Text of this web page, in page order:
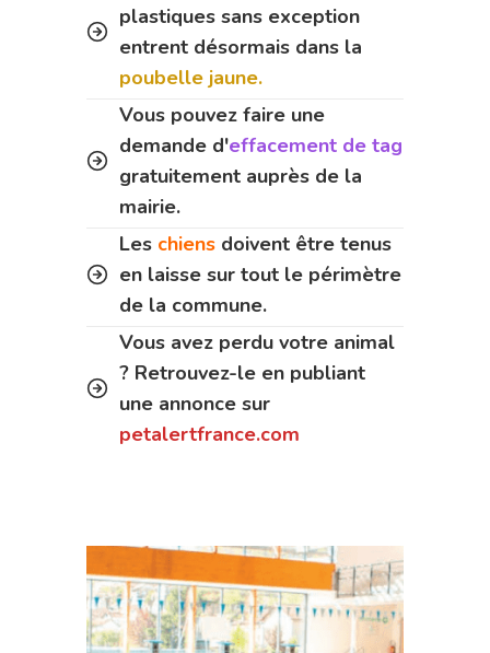
plastiques sans exception
entrent désormais dans la
poubelle jaune.
Vous pouvez faire une
demande d'effacement de tag
gratuitement auprès de la
mairie.
Les chiens doivent être tenus
en laisse sur tout le périmètre
de la commune.
Vous avez perdu votre animal
? Retrouvez-le en publiant
une annonce sur
petalertfrance.com